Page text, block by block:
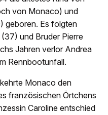
von Monaco) und
geboren. Es folgten
und Bruder Pierre
Jahren verlor Andrea
Rennbootunfall.
Monaco den
französischen Örtchens
Caroline entschied